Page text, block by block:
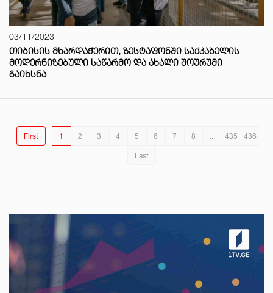
03/11/2023
ᲗᲘᲑᲘᲡᲘᲡ ᲛᲮᲐᲠᲓᲐᲭᲔᲠᲘᲗ, ᲖᲔᲡᲢᲐᲤᲝᲜᲨᲘ ᲡᲐᲥᲙᲐᲑᲔᲚᲘᲡ
ᲛᲝᲓᲔᲠᲜᲘᲖᲔᲑᲣᲚᲘ ᲡᲐᲬᲐᲠᲛᲝ ᲓᲐ ᲐᲮᲐᲚᲘ ᲨᲝᲣᲠᲣᲛᲘ
ᲒᲐᲘᲮᲡᲜᲐ
First 1 2 3 4 5 6 7 8 ... 435 436
Last